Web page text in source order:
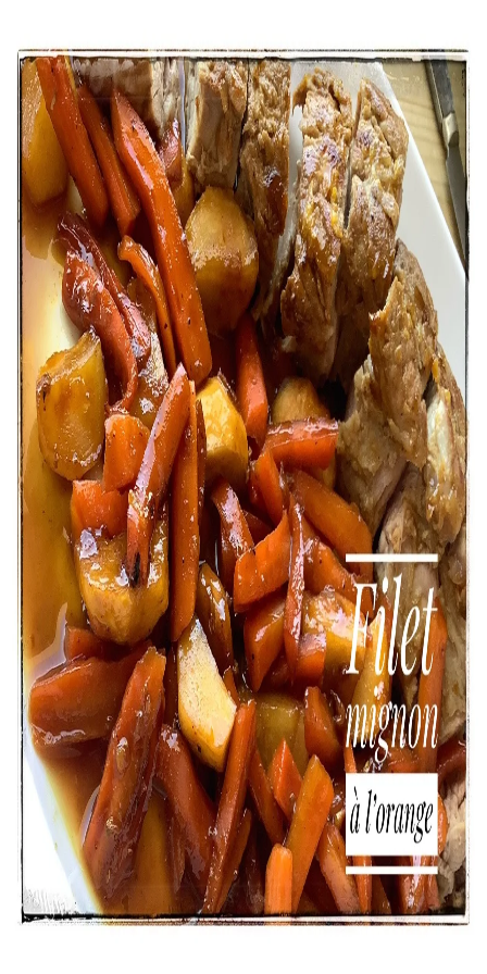
Traiteur
Tag
#@alain_passard
recettedans cette sélection.
Voir dans la recherche
Filet mignon à l’orange
Une recette savoureuse et vraiment simple, glanée sur le
compte Instagram de @alain_passard. Pour 4 personnes
30 min FacilePlats
#@alain_passard#amande#cake à l'orange